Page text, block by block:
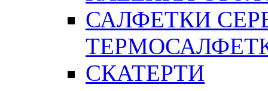
САЛФЕТКИ
СКАТЕРТИ